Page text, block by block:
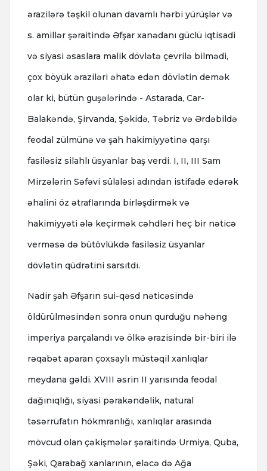
ərazilərə təşkil olunan davamlı hərbi yürüşlər və
s. amillər şəraitində Əfşar xanədanı güclü iqtisadi
və siyasi əsaslara malik dövlətə çevrilə bilmədi,
çox böyük əraziləri əhatə edən dövlətin demək
olar ki, bütün guşələrində - Astarada, Car-
Balakəndə, Şirvanda, Şəkidə, Təbriz və Ərdəbildə
feodal zülmünə və şah hakimiyyətinə qarşı
fasiləsiz silahlı üsyanlar baş verdi. I, II, III Sam
Mirzələrin Səfəvi sülaləsi adından istifadə edərək
əhalini öz ətraflarında birləşdirmək və
hakimiyyəti ələ keçirmək cəhdləri heç bir nəticə
verməsə də bütövlükdə fasiləsiz üsyanlar
dövlətin qüdrətini sarsıtdı.
Nadir şah Əfşarın sui-qəsd nəticəsində
öldürülməsindən sonra onun qurduğu nəhəng
imperiya parçalandı və ölkə ərazisində bir-biri ilə
rəqabət aparan çoxsaylı müstəqil xanlıqlar
meydana gəldi. XVIII əsrin II yarısında feodal
dağınıqlığı, siyasi pərakəndəlik, natural
təsərrüfatın hökmranlığı, xanlıqlar arasında
mövcud olan çəkişmələr şəraitində Urmiya, Quba,
Şəki, Qarabağ xanlarının, eləcə də Ağa